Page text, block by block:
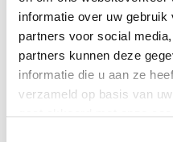
informatie over uw
partners voor social
partners kunnen deze
informatie die u aan ze
verzameld op basis van